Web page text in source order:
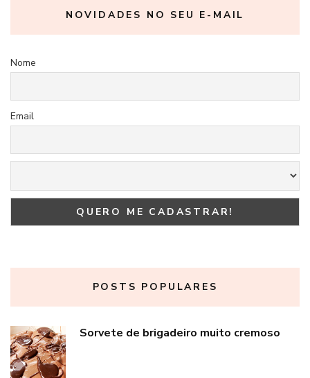
NOVIDADES NO SEU E-MAIL
Nome
Email
POSTS POPULARES
Sorvete de brigadeiro muito cremoso